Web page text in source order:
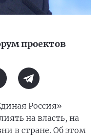
проектов
Россия»
на власть, на
в стране. Об этом